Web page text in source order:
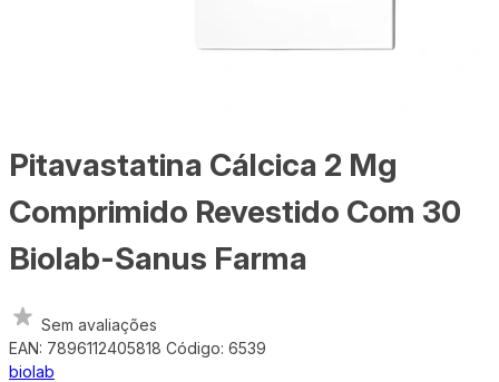
Pitavastatina Cálcica 2 Mg
Comprimido Revestido Com 30
Biolab-Sanus Farma
Sem avaliações
EAN: 7896112405818 Código: 6539
biolab